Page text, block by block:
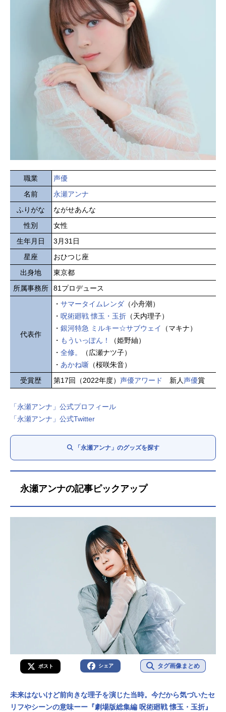
職業
声優
名前
永瀬アンナ
ふりがな
ながせあんな
性別
女性
生年月日
3月31日
星座
おひつじ座
出身地
東京都
所属事務所
81プロデュース
代表作
・ サマータイムレンダ （小舟潮）
・ 呪術廻戦 懐玉・玉折 （天内理子）
・ 銀河特急 ミルキー☆サブウェイ
（マキナ）
・ もういっぽん！
（姫野紬）
・ 全修。
（広瀬ナツ子）
・ あかね噺 （桜咲朱音）
受賞歴
第17回（2022年度） 声優アワード 新人声優賞
「永瀬アンナ」公式プロフィール
「永瀬アンナ」公式Twitter
「永瀬アンナ」のグッズを探す
永瀬アンナの記事ピックアップ
ポスト シェア タグ画像まとめ
未来はないけど前向きな理子を演じた当時。今だから気づいたセ
リフやシーンの意味ーー『劇場版総集編 呪術廻戦 懐玉・玉折』